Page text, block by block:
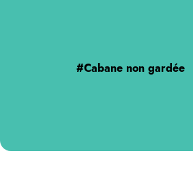
#Cabane non gardée